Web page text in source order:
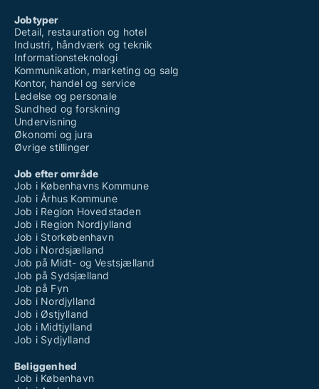
Jobtyper
Detail, restauration og hotel
Industri, håndværk og teknik
Informationsteknologi
Kommunikation, marketing og salg
Kontor, handel og service
Ledelse og personale
Sundhed og forskning
Undervisning
Økonomi og jura
Øvrige stillinger
Job efter område
Job i Københavns Kommune
Job i Århus Kommune
Job i Region Hovedstaden
Job i Region Nordjylland
Job i Storkøbenhavn
Job i Nordsjælland
Job på Midt- og Vestsjælland
Job på Sydsjælland
Job på Fyn
Job i Nordjylland
Job i Østjylland
Job i Midtjylland
Job i Sydjylland
Beliggenhed
Job i København